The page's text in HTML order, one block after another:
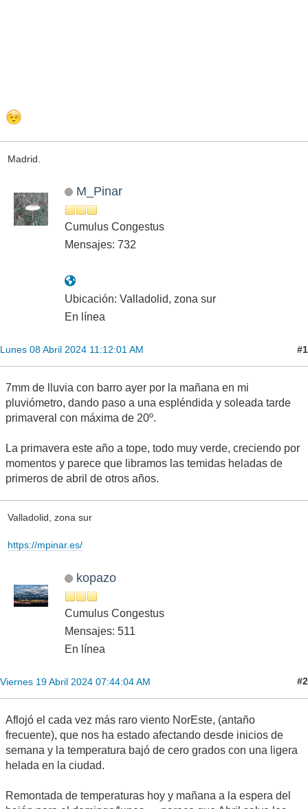
Madrid.
M_Pinar
Cumulus Congestus
Mensajes: 732
Ubicación: Valladolid, zona sur
En línea
Lunes 08 Abril 2024 11:12:01 AM #1
7mm de lluvia con barro ayer por la mañana en mi
pluviómetro, dando paso a una espléndida y soleada tarde
primaveral con máxima de 20º.
La primavera este año a tope, todo muy verde, creciendo por
momentos y parece que libramos las temidas heladas de
primeros de abril de otros años.
Valladolid, zona sur
https://mpinar.es/
kopazo
Cumulus Congestus
Mensajes: 511
En línea
Viernes 19 Abril 2024 07:44:04 AM #2
Aflojó el cada vez más raro viento NorEste, (antaño
frecuente), que nos ha estado afectando desde inicios de
semana y la temperatura bajó de cero grados con una ligera
helada en la ciudad.
Remontada de temperaturas hoy y mañana a la espera del